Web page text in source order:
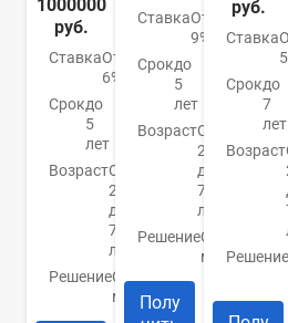
1000000
руб.
СтавкаОт
6%
Срокдо
5
лет
ВозрастОт
20
до
70
лет
РешениеОт 1
минуты
СтавкаОт
9%
Срокдо
5
лет
ВозрастОт
21
до
76
лет
РешениеОт 30
минут
Полу
руб.
Ставка
Срокдо
7
лет
Возраст
Решение